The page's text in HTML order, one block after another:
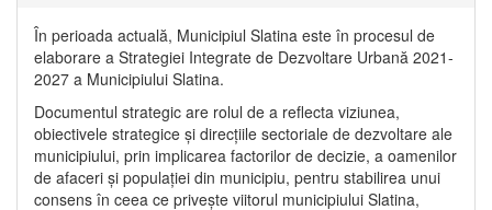
În perioada actuală, Municipiul Slatina este în procesul de
elaborare a Strategiei Integrate de Dezvoltare Urbană 2021‐
2027 a Municipiului Slatina.
Documentul strategic are rolul de a reflecta viziunea,
obiectivele strategice și direcțiile sectoriale de dezvoltare ale
municipiului, prin implicarea factorilor de decizie, a oamenilor
de afaceri și populației din municipiu, pentru stabilirea unui
consens în ceea ce privește viitorul municipiului Slatina,